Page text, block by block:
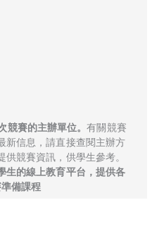
競賽的主辦單位。有關競賽
新信息，請直接查閱主辦方
競賽資訊，供學生參考。
生的線上教育平台，提供各
備課程